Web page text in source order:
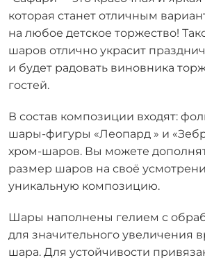
которая станет отличным
на любое детское торжество!
шаров отлично украсит
и будет радовать виновника
гостей.
В состав композиции входят:
шары-фигуры «Леопард » и
хром-шаров. Вы можете
размер шаров на своё
уникальную композицию.
Шары наполнены гелием с
для значительного увеличения
шара. Для устойчивости